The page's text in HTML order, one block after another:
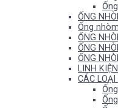
ỐNG
Ống
ỐNG
ỐNG
ỐNG
LINH
CÁC